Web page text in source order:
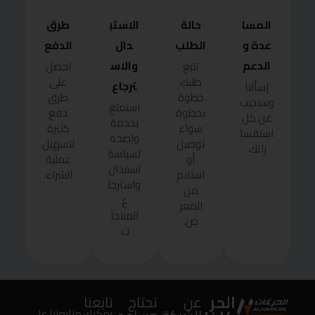
المسا
عدة و
الدعم
إسألنا
وسنجيب
عن كل
استفسا
راتك.
حالة
الطلب
تتبع
طلبك
خطوة
بخطوة
سواء
توصيل
أو
استلام
من
المعر
ض.
الاستب
دال
والاس
ترجاع
استمتع
بخدمة
واضحة
لسياسة
استبدال
واسترجا
ع
المنتجا
ت.
طرق
الدفع
احصل
على
طرق
دفع
كثيرة
لتسهيل
عملية
الشراء.
الحر عن تحتاج تابعنا